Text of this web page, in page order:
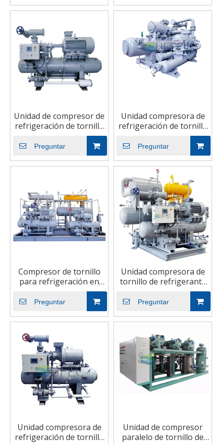
Unidad de compresor de
refrigeración de tornillo
de una etapa de tipo
abierto
Preguntar
Unidad compresora de
refrigeración de tornillo
deslizante de tipo
Preguntar
Compresor de tornillo
para refrigeración en
cascada NH3/CO2
Preguntar
Unidad compresora de
tornillo de refrigerante
secundario NH3/CO2
Preguntar
Unidad compresora de
refrigeración de tornillo
Unidad de compresor
paralelo de tornillo de